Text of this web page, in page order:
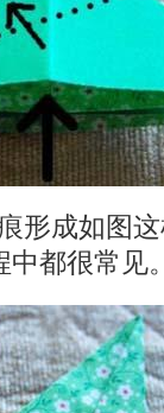
形成如图
中都很常见